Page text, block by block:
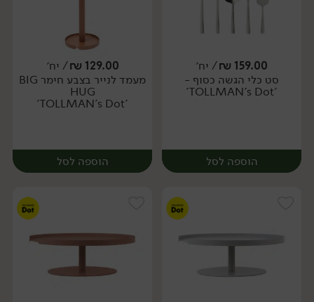
יח׳ יח׳
159.00
₪/ יח׳
סט כלי הגשה כסוף -
'TOLLMAN's Dot'
הוספה לסל
129.00
₪/ יח׳
מעמד לנייר בצבע חימר BIG
HUG
'TOLLMAN's Dot'
הוספה לסל